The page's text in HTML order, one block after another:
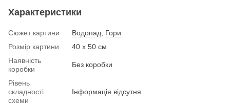
Характеристики
Сюжет картини Водопад
Гори
Розмір картини
40 х 50 см
Наявність
коробки
Без коробки
Рівень
складності
схеми
Інформація відсутня